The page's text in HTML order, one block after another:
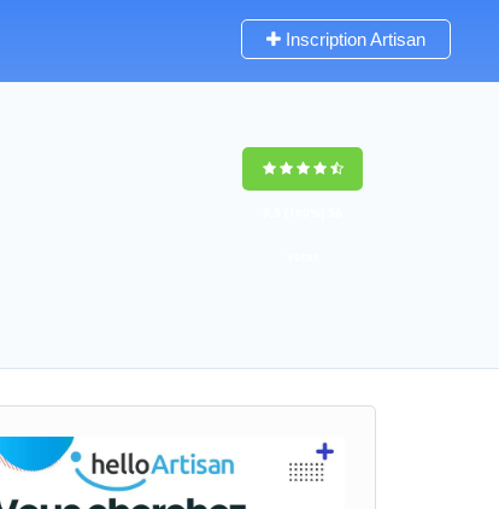
Inscription Artisan